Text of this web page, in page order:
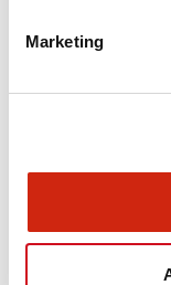
Marketing
Functional
Mounting and